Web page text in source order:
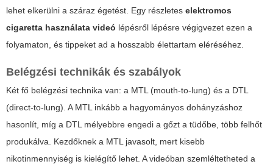
lehet elkerülni a száraz égetést. Egy részletes elektromos
cigaretta használata videó lépésről lépésre végigvezet ezen a
folyamaton, és tippeket ad a hosszabb élettartam eléréséhez.
Belégzési technikák és szabályok
Két fő belégzési technika van: a MTL (mouth-to-lung) és a DTL
(direct-to-lung). A MTL inkább a hagyományos dohányzáshoz
hasonlít, míg a DTL mélyebbre engedi a gőzt a tüdőbe, több felhőt
produkálva. Kezdőknek a MTL javasolt, mert kisebb
nikotinmennyiség is kielégítő lehet. A videóban szemléltetheted a